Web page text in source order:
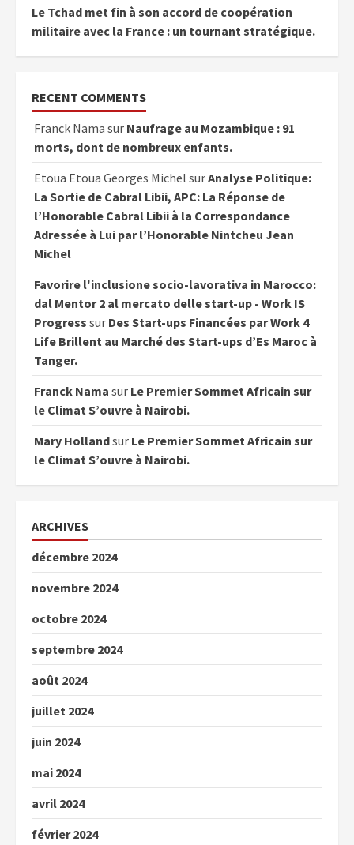
Le Tchad met fin à son accord de coopération
militaire avec la France : un tournant stratégique.
RECENT COMMENTS
Franck Nama sur Naufrage au Mozambique : 91
morts, dont de nombreux enfants.
Etoua Etoua Georges Michel surAnalyse Politique:
La Sortie de Cabral Libii, APC: La Réponse de
l’Honorable Cabral Libii à la Correspondance
Adressée à Lui par l’Honorable Nintcheu Jean
Michel
Favorire l'inclusione socio-lavorativa in Marocco:
dal Mentor 2 al mercato delle start-up - Work IS
Progress sur Des Start-ups Financées par Work 4
Life Brillent au Marché des Start-ups d’Es Maroc à
Tanger.
Franck Nama sur Le Premier Sommet Africain sur
le Climat S’ouvre à Nairobi.
Mary Hollandsur Le Premier Sommet Africain sur
le Climat S’ouvre à Nairobi.
ARCHIVES
décembre 2024
novembre 2024
octobre 2024
septembre 2024
août 2024
juillet 2024
juin 2024
mai 2024
avril 2024
février 2024